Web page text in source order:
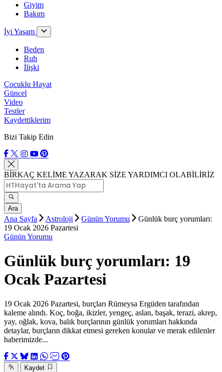
Giyim
Bakım
İyi Yaşam
Beden
Ruh
İlişki
Çocuklu Hayat
Güncel
Video
Testler
Kaydettiklerim
Bizi Takip Edin
BİRKAÇ KELİME YAZARAK SİZE YARDIMCI OLABİLİRİZ
Ara
Ana Sayfa Astroloji Günün Yorumu
Günlük burç yorumları:
19 Ocak 2026 Pazartesi
Günün Yorumu
Günlük burç yorumları: 19
Ocak Pazartesi
19 Ocak 2026 Pazartesi, burçları Rümeysa Ergüden tarafından
kaleme alındı. Koç, boğa, ikizler, yengeç, aslan, başak, terazi, akrep,
yay, oğlak, kova, balık burçlarının günlük yorumları hakkında
detaylar, burçların dikkat etmesi gereken konular ve merak edilenler
haberimizde...
Kaydet